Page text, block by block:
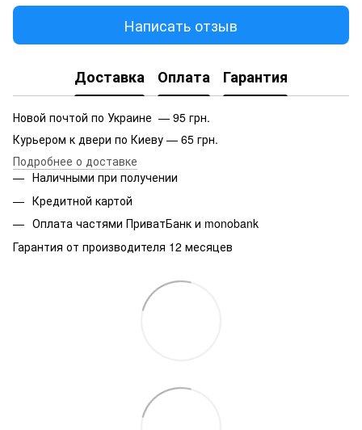
Написать отзыв
Доставка Оплата Гарантия
Новой почтой по Украине — 95 грн.
Курьером к двери по Киеву — 65 грн.
Подробнее о доставке
Наличными при получении
Кредитной картой
Оплата частями ПриватБанк и monobank
Гарантия от производителя 12 месяцев